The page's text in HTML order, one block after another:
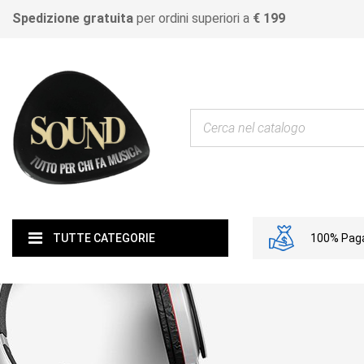
Spedizione gratuita per ordini superiori a € 199
TUTTE CATEGORIE 100%